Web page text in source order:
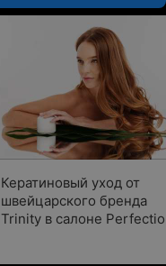
Кератиновый уход от
швейцарского бренда
Trinity в салоне